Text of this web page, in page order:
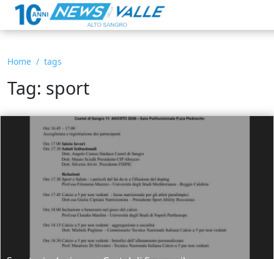
Home tags
Tag: sport